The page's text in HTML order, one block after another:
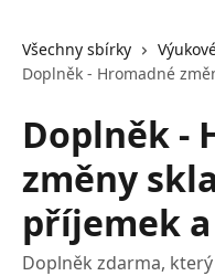
Všechny sbírky
Doplněk - Hromadné
Doplněk -
změny
příjemek
Doplněk zdarma,